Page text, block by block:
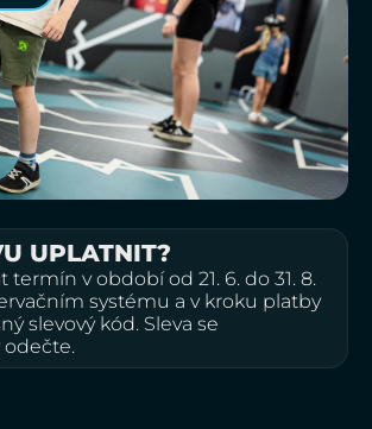
UPLATNIT?
termín v období od 21. 6. do 31. 8.
systému a v kroku platby
slevový kód. Sleva se